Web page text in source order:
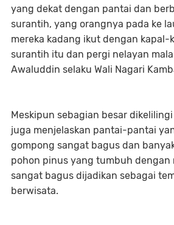
yang dekat dengan pantai dan
surantih, yang orangnya pada ke
mereka kadang ikut dengan kapal-
surantih itu dan pergi nelayan
Awaluddin selaku Wali Nagari
Meskipun sebagian besar
juga menjelaskan pantai-pantai
gompong sangat bagus dan
pohon pinus yang tumbuh dengan
sangat bagus dijadikan sebagai
berwisata.